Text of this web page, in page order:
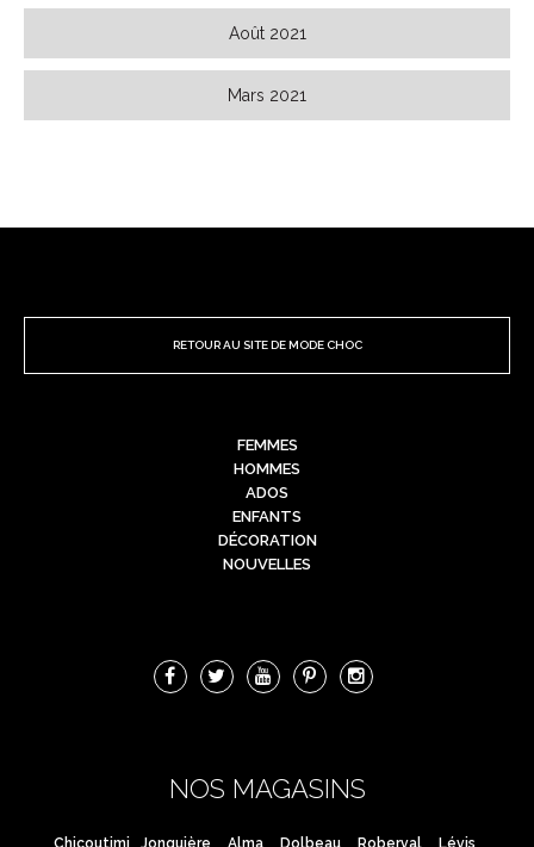
Août 2021
Mars 2021
RETOUR AU SITE DE MODE CHOC
FEMMES
HOMMES
ADOS
ENFANTS
DÉCORATION
NOUVELLES
NOS MAGASINS
Chicoutimi Jonquière Alma Dolbeau Roberval Lévis